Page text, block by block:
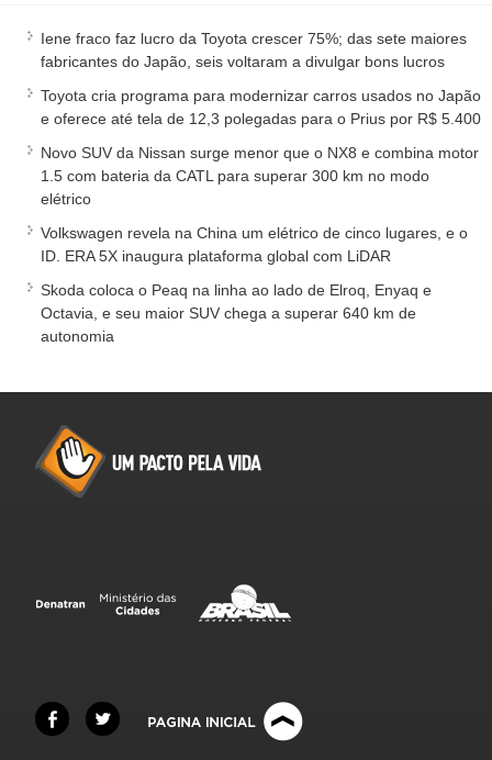
Iene fraco faz lucro da Toyota crescer 75%; das sete maiores
fabricantes do Japão, seis voltaram a divulgar bons lucros
Toyota cria programa para modernizar carros usados no Japão
e oferece até tela de 12,3 polegadas para o Prius por R$ 5.400
Novo SUV da Nissan surge menor que o NX8 e combina motor
1.5 com bateria da CATL para superar 300 km no modo
elétrico
Volkswagen revela na China um elétrico de cinco lugares, e o
ID. ERA 5X inaugura plataforma global com LiDAR
Skoda coloca o Peaq na linha ao lado de Elroq, Enyaq e
Octavia, e seu maior SUV chega a superar 640 km de
autonomia